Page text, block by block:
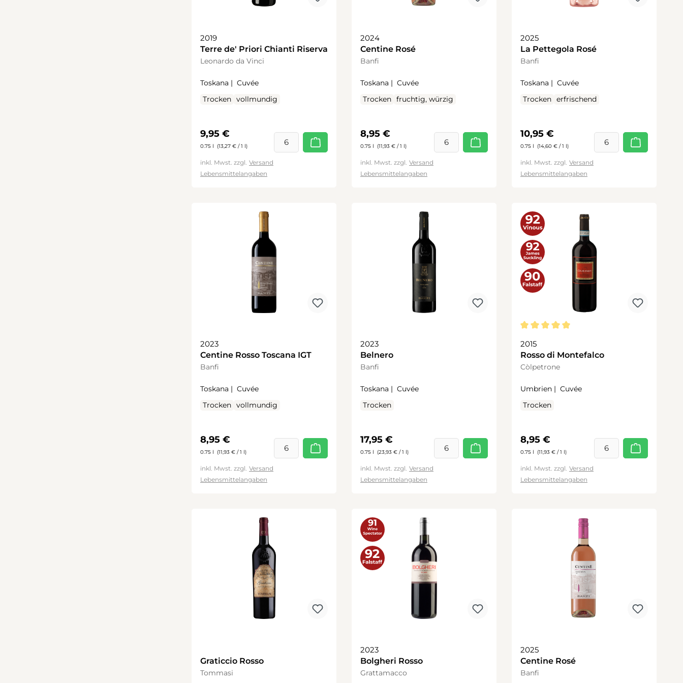
2019
Terre de' Priori Chianti Riserva
Leonardo da Vinci
Toskana | Cuvée
Trocken vollmundig
Regulärer Preis:
9,95 €
0.75 l (13,27 € / 1 l)
inkl. Mwst. zzgl. Versand
Lebensmittelangaben
2024
Centine Rosé
Banfi
Toskana | Cuvée
Trocken fruchtig, würzig
Regulärer Preis:
8,95 €
0.75 l (11,93 € / 1 l)
inkl. Mwst. zzgl. Versand
Lebensmittelangaben
2025
La Pettegola Rosé
Banfi
Toskana | Cuvée
Trocken erfrischend
Regulärer Preis:
10,95 €
0.75 l (14,60 € / 1 l)
inkl. Mwst. zzgl. Versand
Lebensmittelangaben
2023
Centine Rosso Toscana IGT
Banfi
Toskana | Cuvée
Trocken vollmundig
Regulärer Preis:
8,95 €
0.75 l (11,93 € / 1 l)
inkl. Mwst. zzgl. Versand
Lebensmittelangaben
2023
Belnero
Banfi
Toskana | Cuvée
Trocken
Regulärer Preis:
17,95 €
0.75 l (23,93 € / 1 l)
inkl. Mwst. zzgl. Versand
Lebensmittelangaben
2015
Rosso di Montefalco
Còlpetrone
Umbrien | Cuvée
Trocken
Regulärer Preis:
8,95 €
0.75 l (11,93 € / 1 l)
inkl. Mwst. zzgl. Versand
Lebensmittelangaben
Graticcio Rosso
Tommasi
2023
Bolgheri Rosso
Grattamacco
2025
Centine Rosé
Banfi